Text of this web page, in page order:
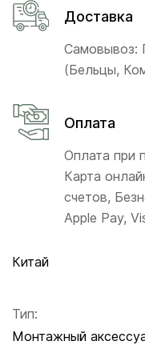
Китай
Тип:
Монтажный
Доставка
Самовывоз:
(Бельцы,
Оплата
Оплата при
Карта
счетов,
Apple Pay,